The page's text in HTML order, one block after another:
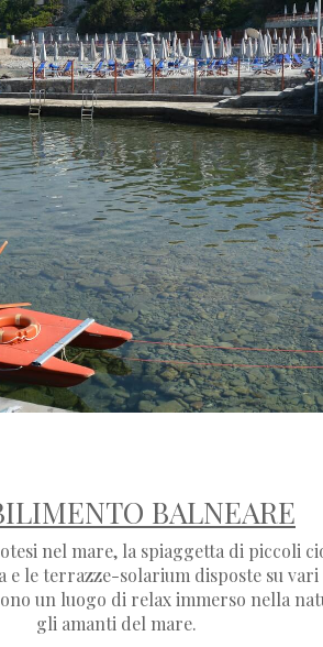
BALNEARE
nel mare, la spiaggetta di piccoli
e le terrazze-solarium disposte su
un luogo di relax immerso nella
gli amanti del mare.